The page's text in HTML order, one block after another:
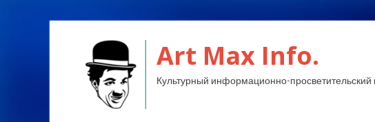
Art Max Info.
Культурный информационно-просветительский